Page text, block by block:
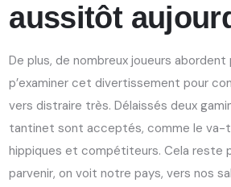
aussitôt
De plus, de nombreux joueurs abordent
p’examiner cet divertissement pour
vers distraire très. Délaissés deux
tantinet sont acceptés, comme le va-
hippiques et compétiteurs. Cela reste
parvenir, on voit notre pays, vers nos